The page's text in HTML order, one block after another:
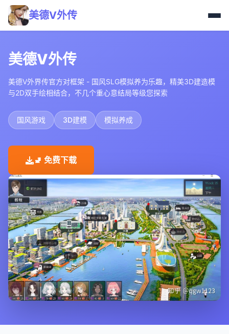
美德V外传
美德V外传
美德V外界传官方对框架 - 国风SLG模拟养为乐趣，精美3D建造模
与2D双手绘相结合，不几个重心意结局等级您探索
国风游戏 3D建模 模拟养成
🚽 免费下载